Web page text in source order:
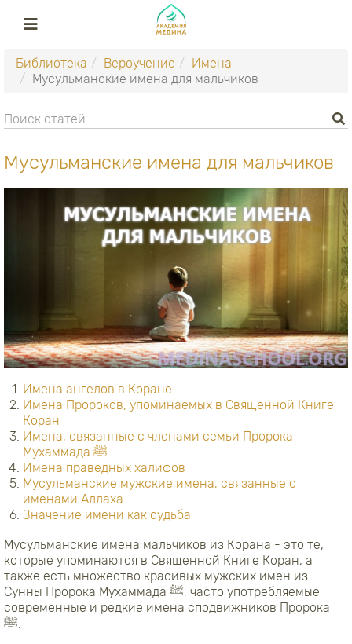
Библиотека Вероучение
Имена
Мусульманские имена для мальчиков
Мусульманские имена для мальчиков
Имена ангелов в Коране
Имена Пророков, упоминаемых в Священной Книге
Коран
Имена, связанные с членами семьи Пророка
Мухаммада ﷺ
Имена праведных халифов
Мусульманские мужские имена, связанные с
именами Аллаха
Значение имени как судьба
Мусульманские имена мальчиков из Корана - это те,
которые упоминаются в Священной Книге Коран, а
также есть множество красивых мужских имен из
Сунны Пророка Мухаммада ﷺ, часто употребляемые
современные и редкие имена сподвижников Пророка
ﷺ.